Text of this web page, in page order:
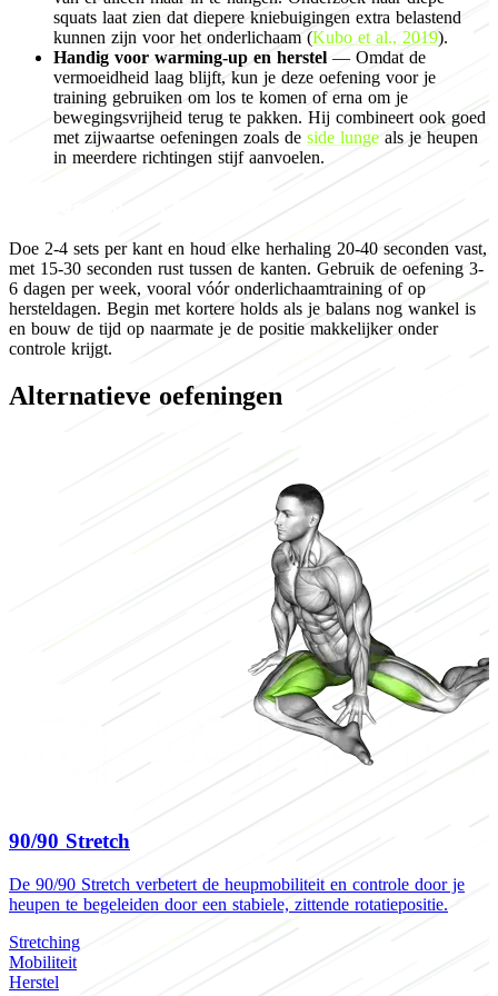
squats laat zien dat diepere kniebuigingen extra belastend
kunnen zijn voor het onderlichaam (Kubo et al., 2019).
Handig voor warming-up en herstel — Omdat de
vermoeidheid laag blijft, kun je deze oefening voor je
training gebruiken om los te komen of erna om je
bewegingsvrijheid terug te pakken. Hij combineert ook goed
met zijwaartse oefeningen zoals de side lunge als je heupen
in meerdere richtingen stijf aanvoelen.
Doe 2-4 sets per kant en houd elke herhaling 20-40 seconden vast,
met 15-30 seconden rust tussen de kanten. Gebruik de oefening 3-
6 dagen per week, vooral vóór onderlichaamtraining of op
hersteldagen. Begin met kortere holds als je balans nog wankel is
en bouw de tijd op naarmate je de positie makkelijker onder
controle krijgt.
Alternatieve oefeningen
90/90 Stretch
De 90/90 Stretch verbetert de heupmobiliteit en controle door je
heupen te begeleiden door een stabiele, zittende rotatiepositie.
Stretching
Mobiliteit
Herstel